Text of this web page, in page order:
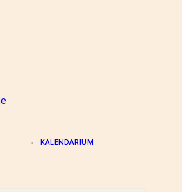
KALENDARIUM